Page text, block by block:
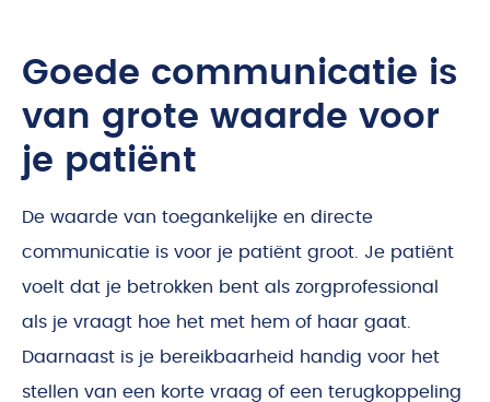
Goede communicatie is
van grote waarde voor
je patiënt
De waarde van toegankelijke en directe
communicatie is voor je patiënt groot. Je patiënt
voelt dat je betrokken bent als zorgprofessional
als je vraagt hoe het met hem of haar gaat.
Daarnaast is je bereikbaarheid handig voor het
stellen van een korte vraag of een terugkoppeling